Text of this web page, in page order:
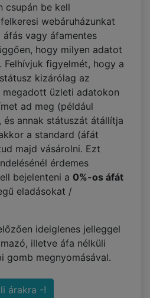
csupán be kell
webáruházunkat
vagy áfamentes
hogy milyen adatot
figyelmét, hogy a
kizárólag az
üzleti adatokon
ad meg (például
és annak státuszát átállítja
a standard (áfát
majd vásárolni. Ezt
érdemes
bejelenteni a 0%-os áfát
eladásokat /
ideiglenes jelleggel
illetve áfa nélküli
gomb megnyomásával.
árakra -!